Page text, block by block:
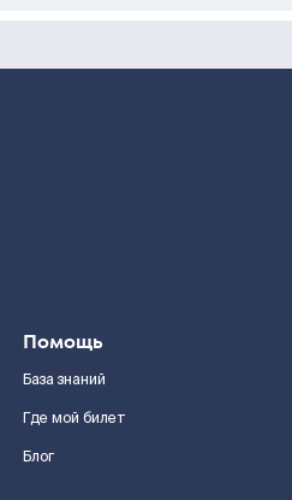
Помощь
База знаний
Где мой билет
Блог